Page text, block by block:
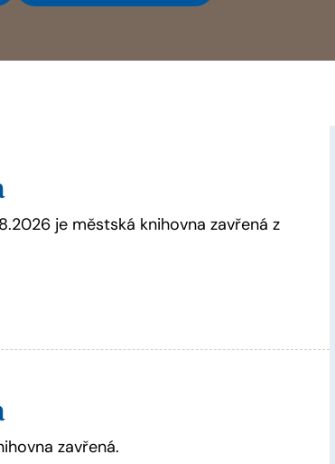
je městská knihovna zavřená z
zavřená.